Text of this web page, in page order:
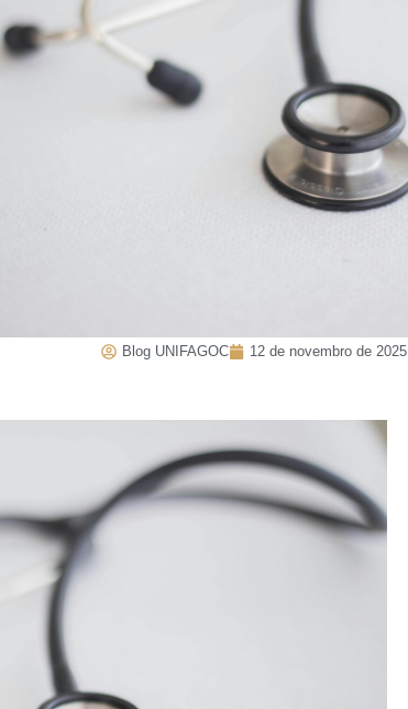
Blog UNIFAGOC 12 de novembro de 2025